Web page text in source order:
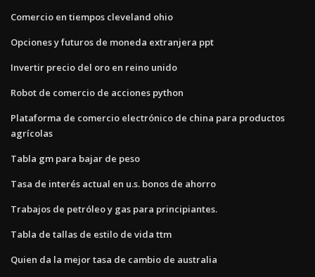
Comercio en tiempos cleveland ohio
Opciones y futuros de moneda extranjera ppt
Invertir precio del oro en reino unido
Robot de comercio de acciones python
Plataforma de comercio electrónico de china para productos
agrícolas
Tabla gm para bajar de peso
Tasa de interés actual en u.s. bonos de ahorro
Trabajos de petróleo y gas para principiantes.
Tabla de tallas de estilo de vida ttm
Quien da la mejor tasa de cambio de australia